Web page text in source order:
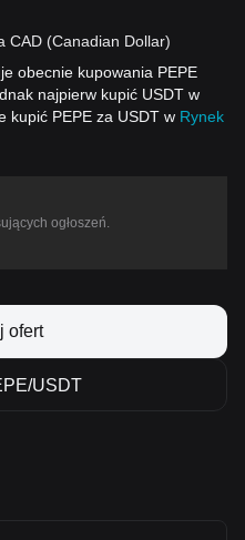
CAD (Canadian Dollar)
obecnie kupowania PEPE
najpierw kupić USDT w
kupić PEPE za USDT w Rynek
ogłoszeń.
ofert
USDT